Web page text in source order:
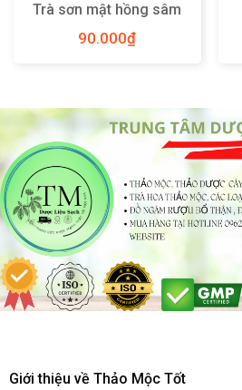
Trà sơn mật hồng sâm
90.000₫
Giới thiệu về Thảo Mộc Tốt